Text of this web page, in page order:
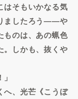
はそもいかなる気
ましたろう――や
ものは、あの蝋色
。しかも、抜くや
へ、光芒《こうぼ